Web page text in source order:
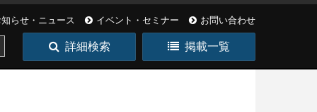
らせ・ニュース イベント・セミナー お問い合わせ
詳細検索 掲載一覧